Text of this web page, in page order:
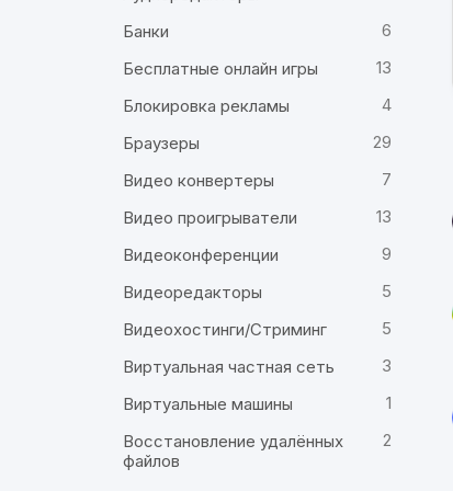
Банки
6
Бесплатные онлайн игры
13
Блокировка рекламы
4
Браузеры
29
Видео конвертеры
7
Видео проигрыватели
13
Видеоконференции
9
Видеоредакторы
5
Видеохостинги/Стриминг
5
Виртуальная частная сеть
3
Виртуальные машины
1
Восстановление удалённых
файлов
2